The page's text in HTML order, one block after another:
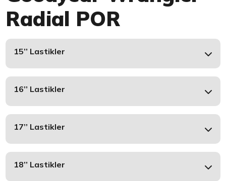
Radial POR
15’’ Lastikler
16’’ Lastikler
17’’ Lastikler
18’’ Lastikler